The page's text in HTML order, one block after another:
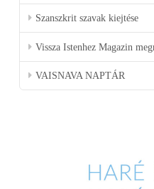
Szanszkrit szavak kiejtése
Vissza Istenhez Magazin
VAISNAVA NAPTÁR